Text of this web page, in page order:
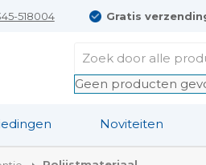
518004 Gratis
Geen producten
Noviteiten